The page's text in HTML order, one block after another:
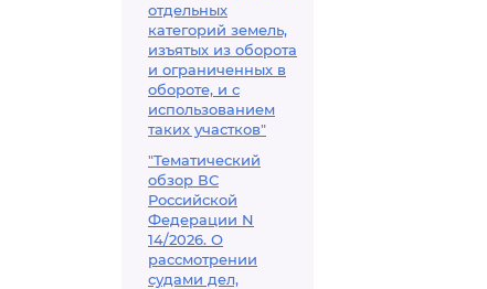
отдельных
категорий земель,
изъятых из оборота
и ограниченных в
обороте, и с
использованием
таких участков"
"Тематический
обзор ВС
Российской
Федерации N
14/2026. О
рассмотрении
судами дел,